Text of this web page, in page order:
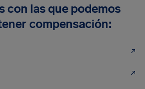
con las que podemos
compensación: